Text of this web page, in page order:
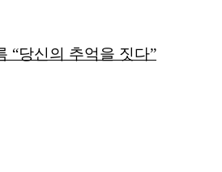
“당신의 추억을 짓다”